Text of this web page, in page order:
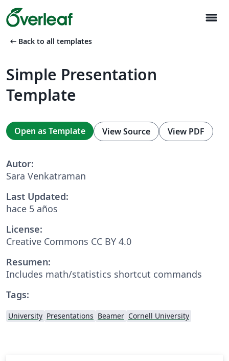
menu
arrow_left_alt Back to all templates
Simple Presentation
Template
Open as Template View Source View PDF
Autor:
Sara Venkatraman
Last Updated:
hace 5 años
License:
Creative Commons CC BY 4.0
Resumen:
Includes math/statistics shortcut commands
Tags:
University Presentations Beamer Cornell University